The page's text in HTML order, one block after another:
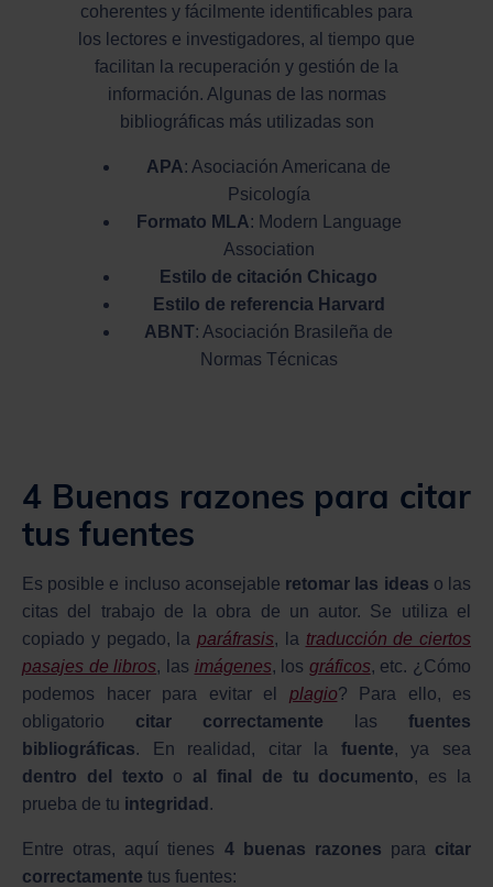
coherentes y fácilmente identificables para
los lectores e investigadores, al tiempo que
facilitan la recuperación y gestión de la
información. Algunas de las normas
bibliográficas más utilizadas son
APA: Asociación Americana de
Psicología
Formato MLA: Modern Language
Association
Estilo de citación Chicago
Estilo de referencia Harvard
ABNT: Asociación Brasileña de
Normas Técnicas
4 Buenas razones para citar
tus fuentes
Es posible e incluso aconsejable retomar las ideas o las
citas del trabajo de la obra de un autor. Se utiliza el
copiado y pegado, la paráfrasis, la traducción de ciertos
pasajes de libros, las imágenes, los gráficos, etc. ¿Cómo
podemos hacer para evitar el plagio? Para ello, es
obligatorio citar correctamente las fuentes
bibliográficas. En realidad, citar la fuente, ya sea
dentro del texto oal final de tu documento, es la
prueba de tu integridad .
Entre otras, aquí tienes 4 buenas razones para citar
correctamente tus fuentes: